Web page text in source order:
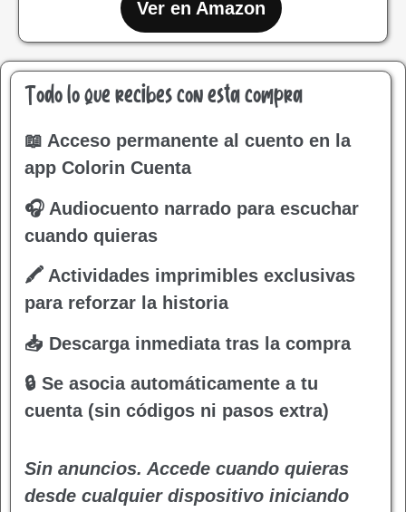
Ver en Amazon
Todo lo que recibes con esta compra
📖 Acceso permanente al cuento en la
app Colorin Cuenta
🎧 Audiocuento narrado para escuchar
cuando quieras
🖍 Actividades imprimibles exclusivas
para reforzar la historia
📥 Descarga inmediata tras la compra
🔒 Se asocia automáticamente a tu
cuenta (sin códigos ni pasos extra)
Sin anuncios. Accede cuando quieras
desde cualquier dispositivo iniciando